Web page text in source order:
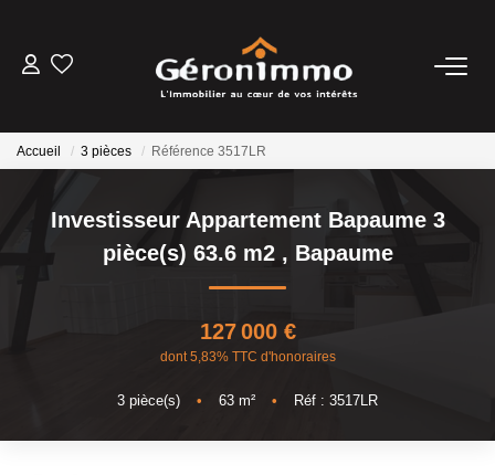
GESTION LOCATIVE
CONTACT
Accueil 3 pièces Référence 3517LR
Investisseur Appartement Bapaume 3
pièce(s) 63.6 m2 , Bapaume
127 000 €
dont 5,83% TTC d'honoraires
3 pièce(s) • 63 m² • Réf : 3517LR